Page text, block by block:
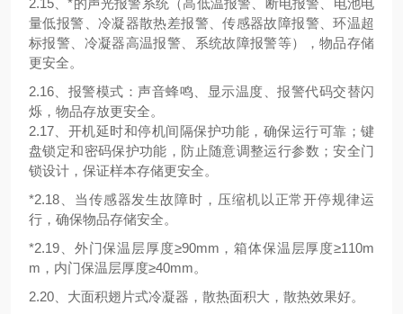
2.15、*的声光报警系统（高低温报警、断电报警、电池电
量低报警、冷凝器散热差报警、传感器故障报警、环温超
标报警、冷凝器高温报警、系统故障报警等），物品存储
更安全。
2.16、报警模式：声音蜂鸣、显示温度、报警代码交替闪
烁，物品存放更安全。
2.17、开机延时和停机间隔保护功能，确保运行可靠；键
盘锁定和密码保护功能，防止随意调整运行参数；安全门
锁设计，保证样本存储更安全。
*2.18、当传感器发生故障时，压缩机以正常开停规律运
行，确保物品存储安全。
*2.19、外门保温层厚度≥90mm，箱体保温层厚度≥110m
m，内门保温层厚度≥40mm。
2.20、大面积翅片式冷凝器，散热面积大，散热效果好。